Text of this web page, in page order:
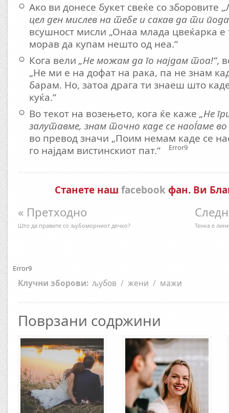
Ако ви донесе букет свеќе со зборовите „
цел ден мислев на тебе и сакав да ти
всушност мисли „Онаа млада цвеќарка е
морав да купам нешто од неа.“
Кога вели „Не можам да го најдам тоа!“,
„Не ми е на дофат на рака, па не знам
барам. Но, затоа драга ти знаеш што
куќа.“
Во текот на возењето, кога ќе каже „Не
залутавме, знам точно каде се наоѓаме
во превод значи „Поим немам каде се
го најдам вистинскиот пат.“
Станете наш facebookфан. Ви
« Претходно
Што да правите со љубоморниот дечко? Teнка е
Error9
Error9
Клучни зборови: љубов / жени / мажи
Поврзани содржини